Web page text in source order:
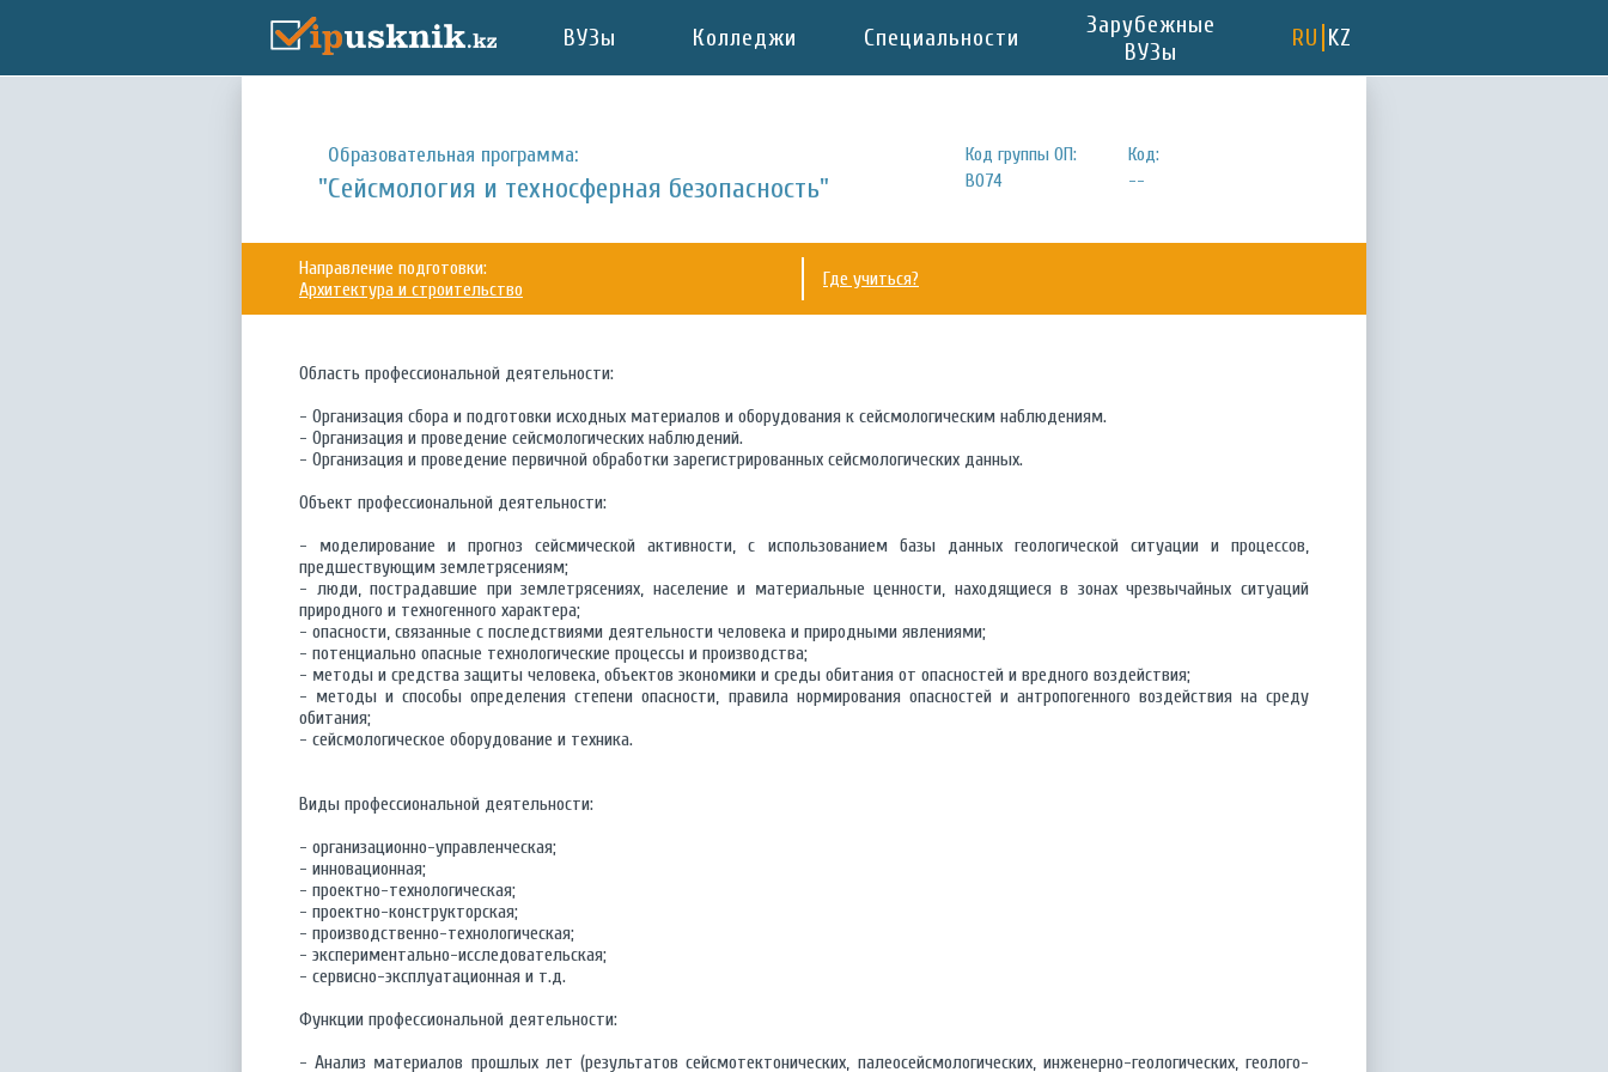
ВУЗы Колледжи Специальности
Зарубежные
ВУЗы
RU KZ
Образовательная программа:
"Сейсмология и техносферная безопасность"
Код группы ОП:
B074
Код:
--
Направление подготовки:
Архитектура и строительство
Где учиться?
Область профессиональной деятельности:
- Организация сбора и подготовки исходных материалов и оборудования к сейсмологическим наблюдениям.
- Организация и проведение сейсмологических наблюдений.
- Организация и проведение первичной обработки зарегистрированных сейсмологических данных.
Объект профессиональной деятельности:
- моделирование и прогноз сейсмической активности, с использованием базы данных геологической ситуации и процессов,
предшествующим землетрясениям;
- люди, пострадавшие при землетрясениях, население и материальные ценности, находящиеся в зонах чрезвычайных ситуаций
природного и техногенного характера;
- опасности, связанные с последствиями деятельности человека и природными явлениями;
- потенциально опасные технологические процессы и производства;
- методы и средства защиты человека, объектов экономики и среды обитания от опасностей и вредного воздействия;
- методы и способы определения степени опасности, правила нормирования опасностей и антропогенного воздействия на среду
обитания;
- сейсмологическое оборудование и техника.
Виды профессиональной деятельности:
- организационно-управленческая;
- инновационная;
- проектно-технологическая;
- проектно-конструкторская;
- производственно-технологическая;
- экспериментально-исследовательская;
- сервисно-эксплуатационная и т.д.
Функции профессиональной деятельности:
- Анализ материалов прошлых лет (результатов сейсмотектонических, палеосейсмологических, инженерно-геологических, геолого-